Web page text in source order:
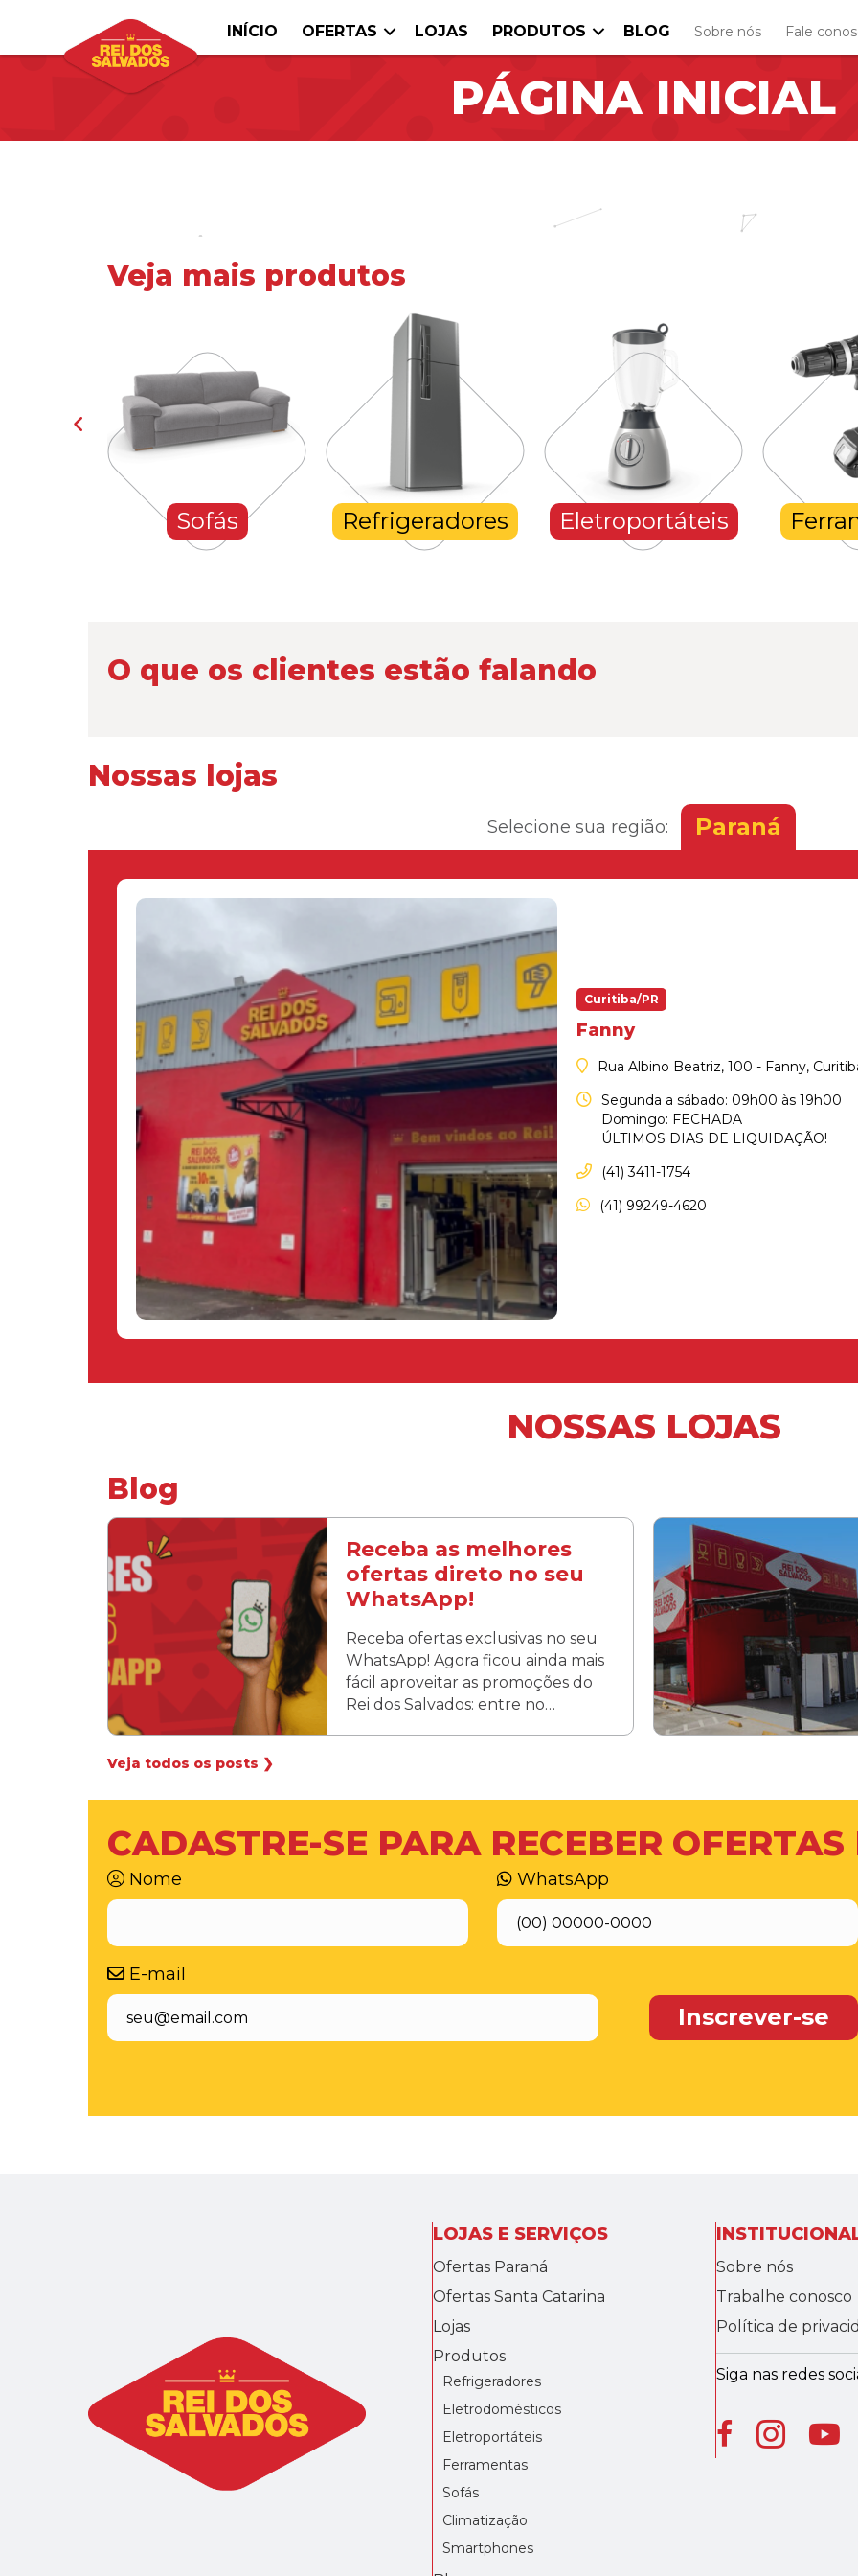
INÍCIO OFERTAS LOJAS PRODUTOS BLOG Sobre nós Fale
PÁGINA INICIAL
Veja mais produtos
Sofás Refrigeradores Eletroportáteis
O que os clientes estão falando
Nossas lojas
Selecione sua região: Paraná
Curitiba/PR
Fanny
Rua Albino Beatriz, 100 - Fanny,
Segunda a sábado: 09h00 às 19h00
Domingo: FECHADA
ÚLTIMOS DIAS DE LIQUIDAÇÃO!
(41) 3411-1754
(41) 99249-4620
NOSSAS LOJAS
Blog
Receba as melhores
ofertas direto no seu
WhatsApp!
Receba ofertas exclusivas no seu
WhatsApp! Agora ficou ainda mais
fácil aproveitar as promoções do
Rei dos Salvados: entre no…
Veja todos os posts ❯
CADASTRE-SE PARA RECEBER
Nome WhatsApp
E-mail
LOJAS E SERVIÇOS
Ofertas Paraná
Ofertas Santa Catarina
Lojas
Produtos
Refrigeradores
Eletrodomésticos
Eletroportáteis
Ferramentas
Sofás
Climatização
Smartphones
Sobre nós
Trabalhe conosco
Política de
Siga nas redes